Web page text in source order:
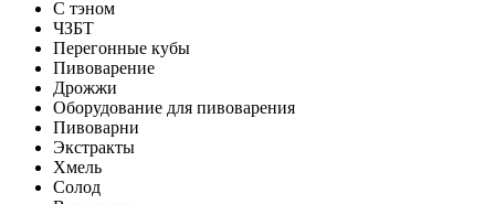
С тэном
ЧЗБТ
Перегонные кубы
Пивоварение
Дрожжи
Оборудование для пивоварения
Пивоварни
Экстракты
Хмель
Солод